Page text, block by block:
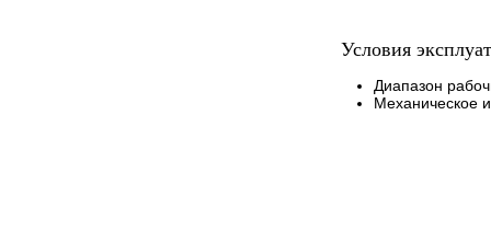
Условия
Диапазон
Механическое